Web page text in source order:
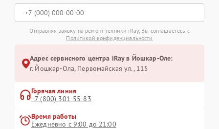
Отправляя заявку на ремонт техники iRay, Вы соглашаетесь с
Политикой конфиденциальности
Адрес сервисного центра iRay в Йошкар-Оле:
г. Йошкар-Ола, Первомайская ул., 115
Горячая линия
+7 (800) 301-55-83
Время работы
Ежедневно с 9:00 до 21:00